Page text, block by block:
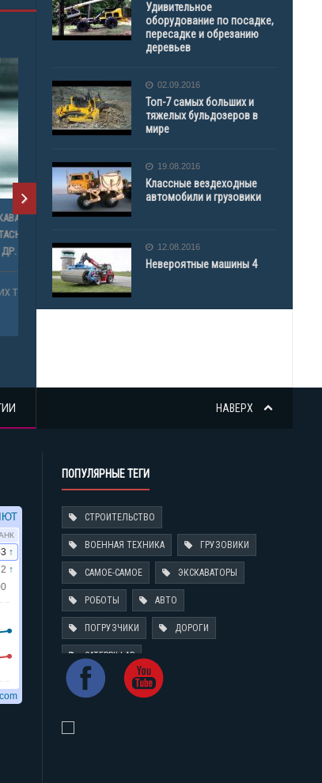
Удивительное
оборудование по посадке,
пересадке и обрезанию
деревьев
02.09.2016
Топ-7 самых больших и
тяжелых бульдозеров в
мире
19.08.2016
Классные вездеходные
автомобили и грузовики
12.08.2016
Невероятные машины 4
НАВЕРХ
ПОПУЛЯРНЫЕ ТЕГИ
СТРОИТЕЛЬСТВО
ВОЕННАЯ ТЕХНИКА ГРУЗОВИКИ
САМОЕ-САМОЕ ЭКСКАВАТОРЫ
РОБОТЫ АВТО
ПОГРУЗЧИКИ ДОРОГИ
CATERPILLAR